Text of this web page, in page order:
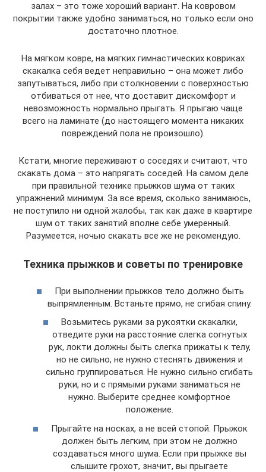
залах – это тоже хороший вариант. На ковровом
покрытии также удобно заниматься, но только если оно
достаточно плотное.
На мягком ковре, на мягких гимнастических ковриках
скакалка себя ведет неправильно – она может либо
запутываться, либо при столкновении с поверхностью
отбиваться от нее, что доставит дискомфорт и
невозможность нормально прыгать. Я прыгаю чаще
всего на ламинате (до настоящего момента никаких
повреждений пола не произошло).
Кстати, многие переживают о соседях и считают, что
скакать дома – это напрягать соседей. На самом деле
при правильной технике прыжков шума от таких
упражнений минимум. За все время, сколько занимаюсь,
не поступило ни одной жалобы, так как даже в квартире
шум от таких занятий вполне себе умеренный.
Разумеется, ночью скакать все же не рекомендую.
Техника прыжков и советы по тренировке
При выполнении прыжков тело должно быть
выпрямленным. Встаньте прямо, не сгибая спину.
Возьмитесь руками за рукоятки скакалки,
отведите руки на расстояние слегка согнутых
рук, локти должны быть слегка прижаты к телу,
но не сильно, не нужно стеснять движения и
сильно группироваться. Не нужно сильно сгибать
руки, но и с прямыми руками заниматься не
нужно. Выберите среднее комфортное
положение.
Прыгайте на носках, а не всей стопой. Прыжок
должен быть легким, при этом не должно
создаваться много шума. Если при прыжке вы
слышите грохот, значит, вы прыгаете